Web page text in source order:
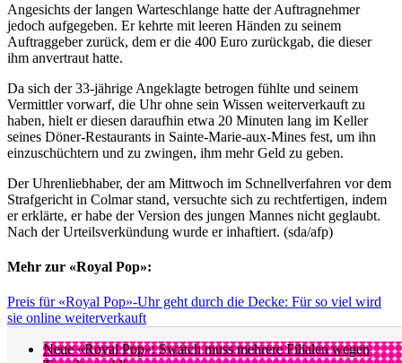
Angesichts der langen Warteschlange hatte der Auftragnehmer
jedoch aufgegeben. Er kehrte mit leeren Händen zu seinem
Auftraggeber zurück, dem er die 400 Euro zurückgab, die dieser
ihm anvertraut hatte.
Da sich der 33-jährige Angeklagte betrogen fühlte und seinem
Vermittler vorwarf, die Uhr ohne sein Wissen weiterverkauft zu
haben, hielt er diesen daraufhin etwa 20 Minuten lang im Keller
seines Döner-Restaurants in Sainte-Marie-aux-Mines fest, um ihn
einzuschüchtern und zu zwingen, ihm mehr Geld zu geben.
Der Uhrenliebhaber, der am Mittwoch im Schnellverfahren vor dem
Strafgericht in Colmar stand, versuchte sich zu rechtfertigen, indem
er erklärte, er habe der Version des jungen Mannes nicht geglaubt.
Nach der Urteilsverkündung wurde er inhaftiert. (sda/afp)
Mehr zur «Royal Pop»:
Preis für «Royal Pop»-Uhr geht durch die Decke: Für so viel wird
sie online weiterverkauft
Neue «Royal Pop»: Swatch muss mehrere Filialen wegen